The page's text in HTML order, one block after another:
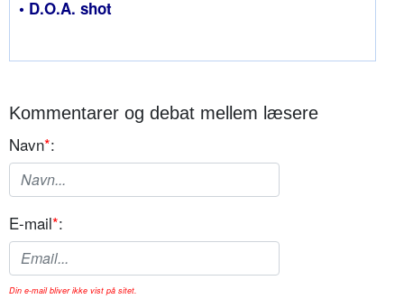
• D.O.A. shot
Kommentarer og debat mellem læsere
Navn*:
E-mail*:
Din e-mail bliver ikke vist på sitet.